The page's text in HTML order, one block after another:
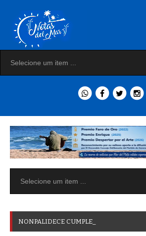
NONPALIDECE CUMPLE